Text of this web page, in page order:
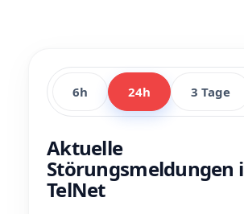
6h 24h 3 Tage
Aktuelle
Störungsmeldungen
TelNet